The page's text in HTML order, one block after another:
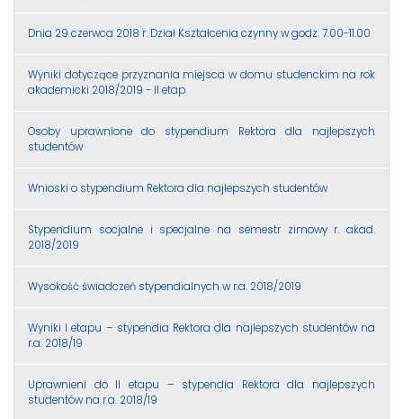
Dnia 29 czerwca 2018 r. Dział Kształcenia czynny w godz. 7.00-11.00
Wyniki dotyczące przyznania miejsca w domu studenckim na rok
akademicki 2018/2019 - II etap
Osoby uprawnione do stypendium Rektora dla najlepszych
studentów
Wnioski o stypendium Rektora dla najlepszych studentów
Stypendium socjalne i specjalne na semestr zimowy r. akad.
2018/2019
Wysokość świadczeń stypendialnych w r.a. 2018/2019
Wyniki I etapu – stypendia Rektora dla najlepszych studentów na
r.a. 2018/19
Uprawnieni do II etapu – stypendia Rektora dla najlepszych
studentów na r.a. 2018/19